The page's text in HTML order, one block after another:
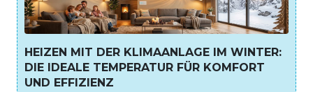
HEIZEN MIT DER KLIMAANLAGE IM WINTER:
DIE IDEALE TEMPERATUR FÜR KOMFORT
UND EFFIZIENZ